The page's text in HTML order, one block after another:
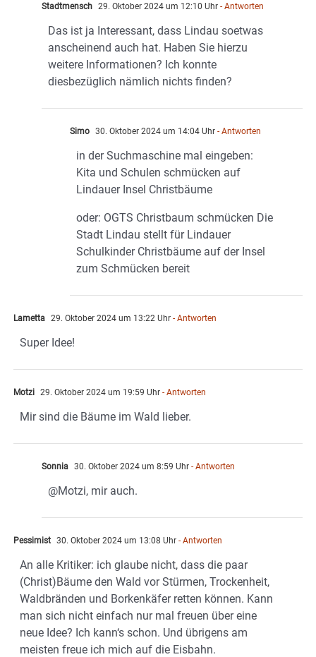
Stadtmensch 29. Oktober 2024 um 12:10 Uhr - Antworten
Das ist ja Interessant, dass Lindau soetwas
anscheinend auch hat. Haben Sie hierzu
weitere Informationen? Ich konnte
diesbezüglich nämlich nichts finden?
Simo 30. Oktober 2024 um 14:04 Uhr - Antworten
in der Suchmaschine mal eingeben:
Kita und Schulen schmücken auf
Lindauer Insel Christbäume
oder: OGTS Christbaum schmücken Die
Stadt Lindau stellt für Lindauer
Schulkinder Christbäume auf der Insel
zum Schmücken bereit
Lametta 29. Oktober 2024 um 13:22 Uhr - Antworten
Super Idee!
Motzi 29. Oktober 2024 um 19:59 Uhr - Antworten
Mir sind die Bäume im Wald lieber.
Sonnia 30. Oktober 2024 um 8:59 Uhr - Antworten
@Motzi, mir auch.
Pessimist 30. Oktober 2024 um 13:08 Uhr - Antworten
An alle Kritiker: ich glaube nicht, dass die paar
(Christ)Bäume den Wald vor Stürmen, Trockenheit,
Waldbränden und Borkenkäfer retten können. Kann
man sich nicht einfach nur mal freuen über eine
neue Idee? Ich kann‘s schon. Und übrigens am
meisten freue ich mich auf die Eisbahn.